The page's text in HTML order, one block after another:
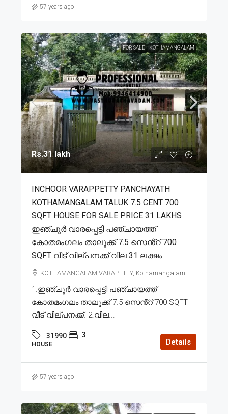
57 years ago
FOR SALE KOTHAMANGALAM
Rs.31 lakh
INCHOOR VARAPPETTY PANCHAYATH
KOTHAMANGALAM TALUK 7.5 CENT 700
SQFT HOUSE FOR SALE PRICE 31 LAKHS
ഇഞ്ചൂർ വാരപ്പെട്ടി പഞ്ചായത്ത്
കോതമംഗലം താലൂക്ക് 7.5 സെൻ്റ് 700
SQFT വീട് വില്പനക്ക് വില 31 ലക്ഷം
KOTHAMANGALAM,VARAPETTY, Kothamangalam
1.ഇഞ്ചൂർ വാരപ്പെട്ടി പഞ്ചായത്ത്
കോതമംഗലം താലൂക്ക് 7.5 സെൻ്റ് 700 SQFT
വീട് വില്പനക്ക്. 2.വില...
31990 3
HOUSE Details
57 years ago